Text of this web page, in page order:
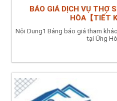
BÁO GIÁ DỊCH VỤ THỢ
HÒA【TIẾT
Nội Dung1 Bảng báo giá tham
tại Ứng